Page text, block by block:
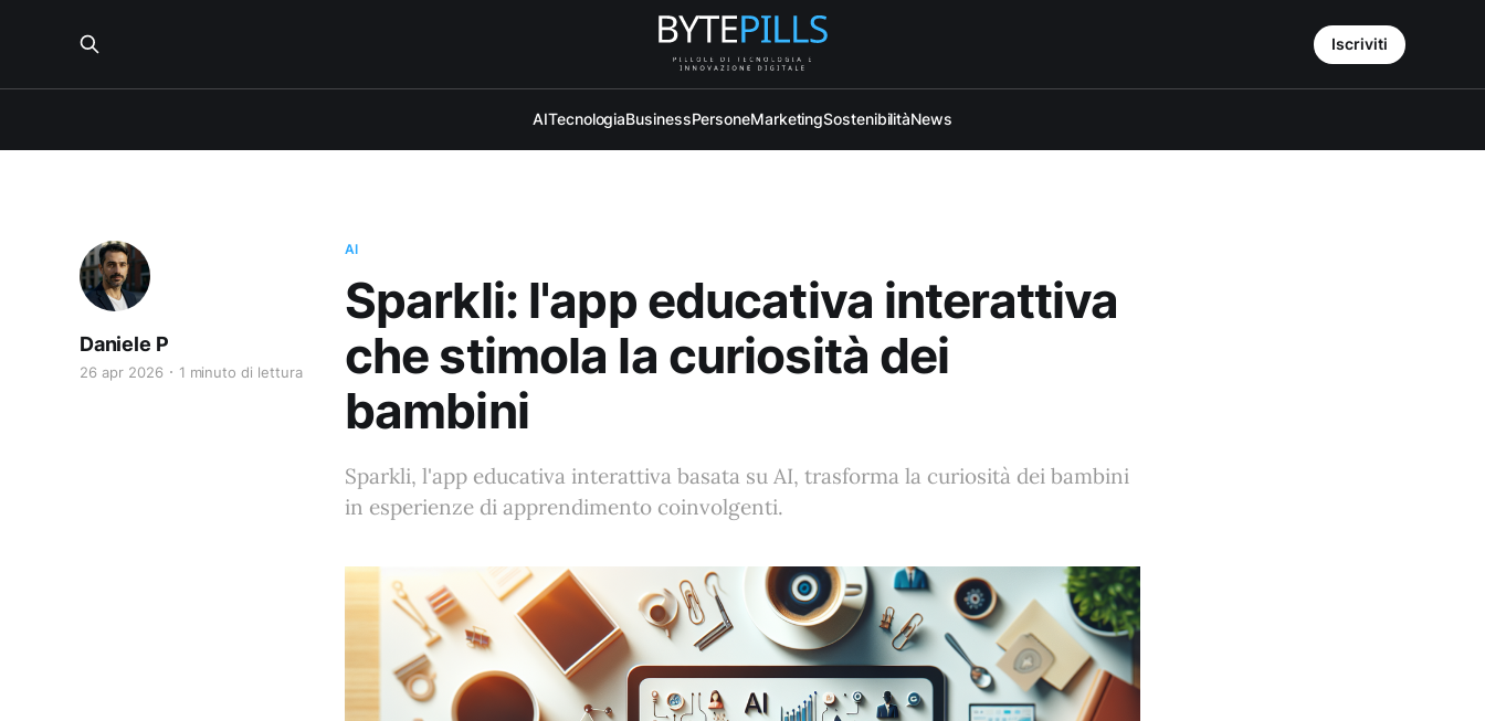
AITecnologiaBusinessPersoneMarketingSostenibilitàNews
Iscriviti
AI
Sparkli: l'app educativa interattiva
che stimola la curiosità dei
bambini
Sparkli, l'app educativa interattiva basata su AI, trasforma la curiosità dei bambini
in esperienze di apprendimento coinvolgenti.
Daniele P
26 apr 2026 1 minuto di lettura